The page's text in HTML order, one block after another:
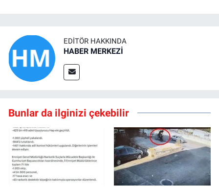
EDITÖR HAKKINDA
HABER MERKEZİ
Bunlar da ilginizi çekebilir